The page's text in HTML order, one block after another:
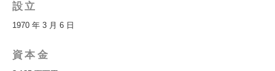
設立
1970 年 3 月 6 日
資本金